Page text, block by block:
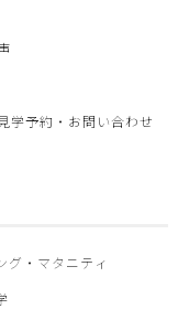
学予約・お問い合わせ
グ・マタニティ